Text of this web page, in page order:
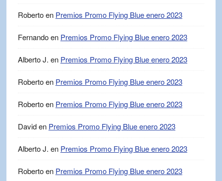
Robertoen Premios Promo Flying Blue enero 2023
Fernandoen Premios Promo Flying Blue enero 2023
Alberto J. en Premios Promo Flying Blue enero 2023
Robertoen Premios Promo Flying Blue enero 2023
Robertoen Premios Promo Flying Blue enero 2023
Daviden Premios Promo Flying Blue enero 2023
Alberto J. en Premios Promo Flying Blue enero 2023
Robertoen Premios Promo Flying Blue enero 2023